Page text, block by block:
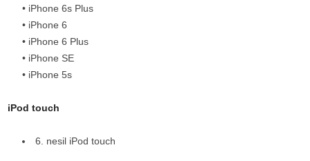
• iPhone 6s Plus
• iPhone 6
• iPhone 6 Plus
• iPhone SE
• iPhone 5s
iPod touch
6. nesil iPod touch